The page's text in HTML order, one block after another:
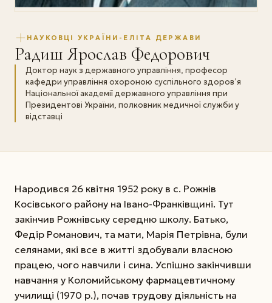
НАУКОВЦІ УКРАЇНИ-ЕЛІТА ДЕРЖАВИ
Радиш Ярослав Федорович
Доктор наук з державного управління, професор
кафедри управління охороною суспільного здоров’я
Національної академії державного управління при
Президентові України, полковник медичної служби у
відставці
Народився 26 квітня 1952 року в с. Рожнів
Косівського району на Івано-Франківщині. Тут
закінчив Рожнівську середню школу. Батько,
Федір Романович, та мати, Марія Петрівна, були
селянами, які все в житті здобували власною
працею, чого навчили і сина. Успішно закінчивши
навчання у Коломийському фармацевтичному
училищі (1970 р.), почав трудову діяльність на